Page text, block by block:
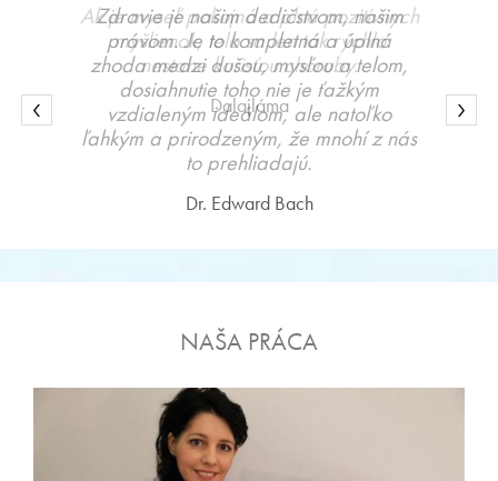
Zdravie je našim dedičstvom, našim
právom. Je to kompletná a úplná
zhoda medzi dušou, mysľou a telom,
dosiahnutie toho nie je ťažkým
vzdialeným ideálom, ale natoľko
ľahkým a prirodzeným, že mnohí z nás
to prehliadajú.
Dr. Edward Bach
NAŠA PRÁCA